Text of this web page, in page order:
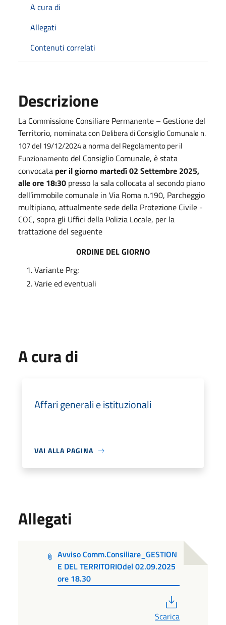
A cura di
Allegati
Contenuti correlati
Descrizione
La Commissione Consiliare Permanente – Gestione del
Territorio, nominatacon Delibera di Consiglio Comunale n.
107 del 19/12/2024 a norma del Regolamento per il
Funzionamentodel Consiglio Comunale, è stata
convocata per il giorno martedì 02 Settembre 2025,
alle ore 18:30 presso la sala collocata al secondo piano
dell’immobile comunale in Via Roma n.190, Parcheggio
multipiano, attualmente sede della Protezione Civile -
COC, sopra gli Uffici della Polizia Locale, per la
trattazione del seguente
ORDINE DEL GIORNO
Variante Prg;
Varie ed eventuali
A cura di
Affari generali e istituzionali
VAI ALLA PAGINA
Allegati
Avviso Comm.Consiliare_GESTION
E DEL TERRITORIOdel 02.09.2025
ore 18.30
Scarica